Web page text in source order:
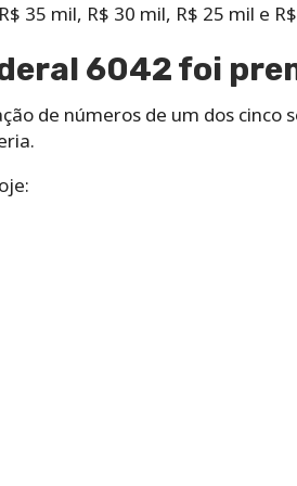
35 mil, R$ 30 mil, R$ 25 mil e
6042 foi
de números de um dos cinco